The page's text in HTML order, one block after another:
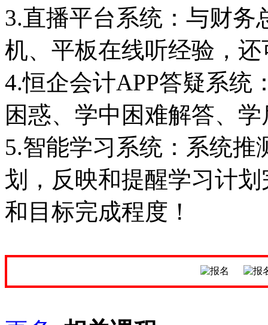
3.直播平台系统：与财务
机、平板在线听经验，
4.恒企会计APP答疑系统
困惑、学中困难解答、
5.智能学习系统：系统
划，反映和提醒学习计
和目标完成程度！